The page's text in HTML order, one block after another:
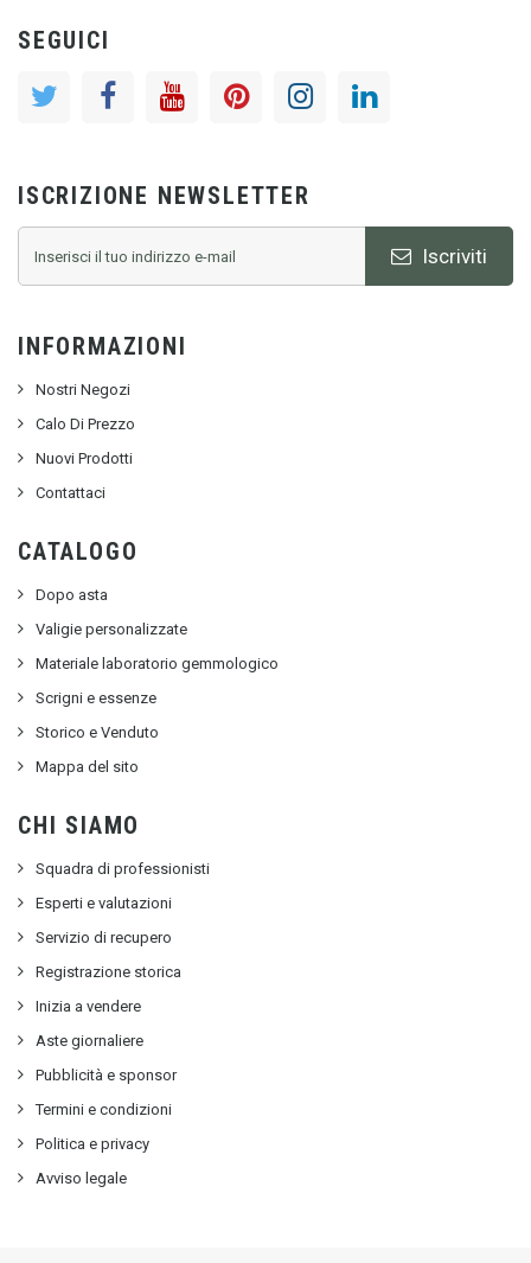
SEGUICI
ISCRIZIONE NEWSLETTER
Iscriviti
INFORMAZIONI
Nostri Negozi
Calo Di Prezzo
Nuovi Prodotti
Contattaci
CATALOGO
Dopo asta
Valigie personalizzate
Materiale laboratorio gemmologico
Scrigni e essenze
Storico e Venduto
Mappa del sito
CHI SIAMO
Squadra di professionisti
Esperti e valutazioni
Servizio di recupero
Registrazione storica
Inizia a vendere
Aste giornaliere
Pubblicità e sponsor
Termini e condizioni
Politica e privacy
Avviso legale